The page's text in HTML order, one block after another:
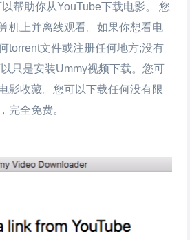
以帮助你从YouTube下载电影。 您
机上并离线观看。如果你想看电
torrent文件或注册任何地方;没有
只是安装Ummy视频下载。您可
影收藏。您可以下载任何没有限
完全免费。